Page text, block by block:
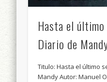
Hasta el último
Diario de
Titulo: Hasta el último
Mandy Autor: Manuel